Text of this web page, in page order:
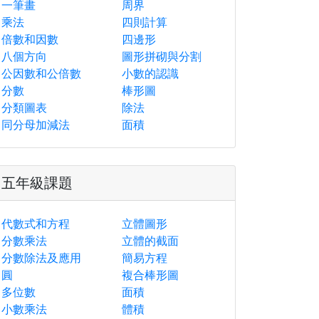
一筆畫
乘法
倍數和因數
八個方向
公因數和公倍數
分數
分類圖表
同分母加減法
周界
四則計算
四邊形
圖形拼砌與分割
小數的認識
棒形圖
除法
面積
五年級課題
代數式和方程
分數乘法
分數除法及應用
圓
多位數
小數乘法
立體圖形
立體的截面
簡易方程
複合棒形圖
面積
體積